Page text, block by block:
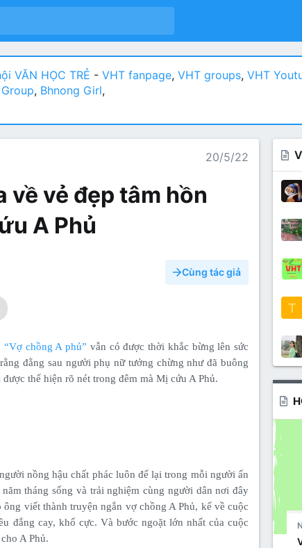
VĂN HỌC TRẺ - VHT fanpage, VHT groups, VHT
, Bhnong Girl,
20/5/22
về vẻ đẹp tâm hồn
A Phủ
Cùng tác giả
“Vợ chồng A phủ” vẫn có được thời khắc bừng lên sức
đằng sau người phụ nữ tưởng chừng như đã buông
thể hiện rõ nét trong đêm mà Mị cứu A Phủ.
nồng hậu chất phác luôn để lại trong mỗi người ấn
tháng sống và trải nghiệm cùng người dân nơi đây
viết thành truyện ngắn vợ chồng A Phủ, kể về cuộc
đắng cay, khổ cực. Và bước ngoặt lớn nhất của cuộc
A Phủ.
T